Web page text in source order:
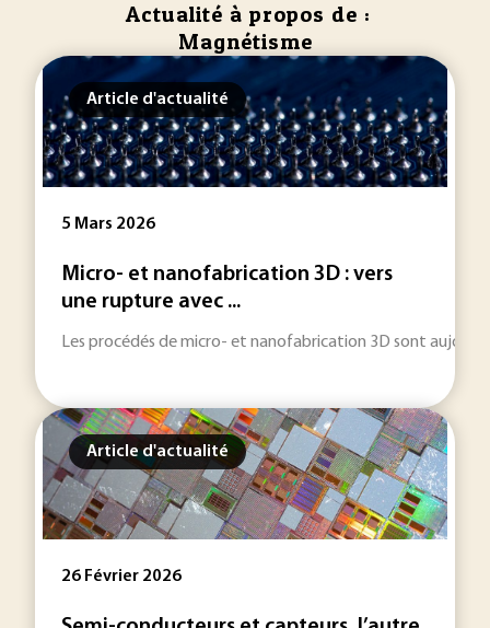
Actualité à propos de :
Magnétisme
Article d'actualité
5 Mars 2026
Micro- et nanofabrication 3D : vers
une rupture avec ...
Les procédés de micro- et nanofabrication 3D sont
Article d'actualité
26 Février 2026